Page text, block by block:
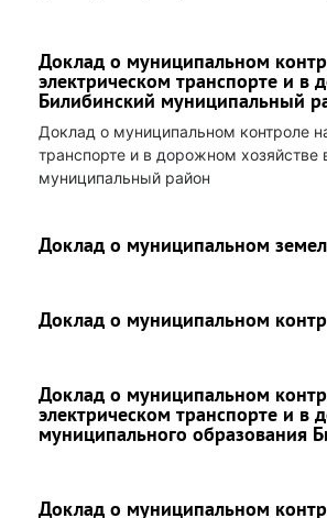
Доклад о муниципальном
электрическом транспорте и в
Билибинский муниципальный
Доклад о муниципальном контроле
транспорте и в дорожном хозяйстве
муниципальный район
Доклад о муниципальном
Доклад о муниципальном
Доклад о муниципальном
электрическом транспорте и в
муниципального образования
Доклад о муниципальном